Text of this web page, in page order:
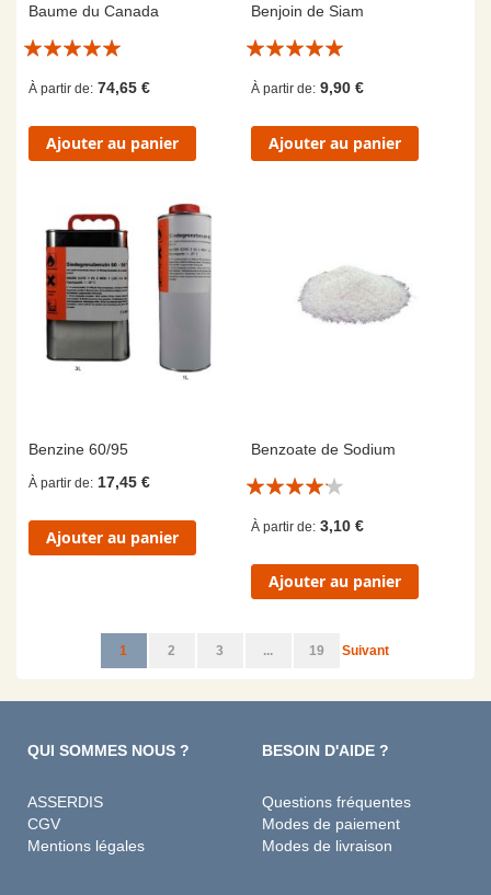
Baume du Canada
Évaluation:
À partir de 74,65 €
Ajouter au panier
Benjoin de Siam
Évaluation:
À partir de 9,90 €
Ajouter au panier
Benzine 60/95
À partir de 17,45 €
Ajouter au panier
Benzoate de Sodium
Évaluation:
À partir de 3,10 €
Ajouter au panier
PageVous lisez actuellement la page
1 Page
2 Page
3 ... Page
19 Page
Suivant
QUI SOMMES NOUS ?
ASSERDIS
CGV
Mentions légales
BESOIN D'AIDE ?
Questions fréquentes
Modes de paiement
Modes de livraison